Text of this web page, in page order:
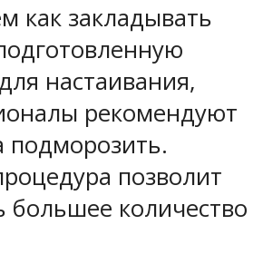
как закладывать
настаивания,
рекомендуют
подморозить.
позволит
большее количество